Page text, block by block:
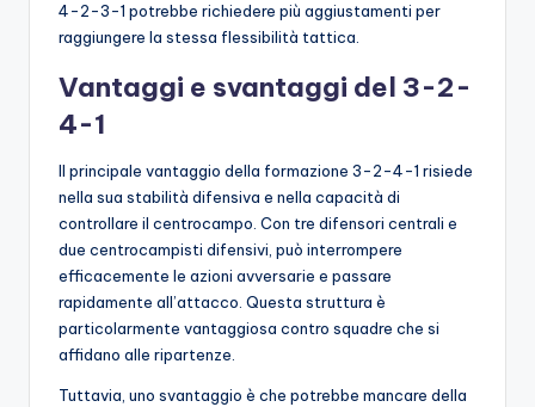
4-2-3-1 potrebbe richiedere più aggiustamenti per
raggiungere la stessa flessibilità tattica.
Vantaggi e svantaggi del 3-2-
4-1
Il principale vantaggio della formazione 3-2-4-1 risiede
nella sua stabilità difensiva e nella capacità di
controllare il centrocampo. Con tre difensori centrali e
due centrocampisti difensivi, può interrompere
efficacemente le azioni avversarie e passare
rapidamente all’attacco. Questa struttura è
particolarmente vantaggiosa contro squadre che si
affidano alle ripartenze.
Tuttavia, uno svantaggio è che potrebbe mancare della